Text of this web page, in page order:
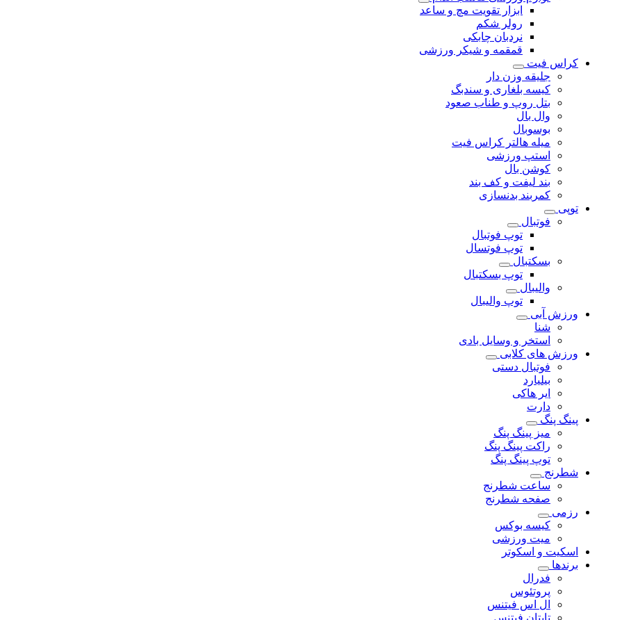
ابزار تقویت مچ و ساعد
رولر شکم
نردبان چابکی
قمقمه و شیکر ورزشی
کراس فیت
جلیقه وزن دار
کیسه بلغاری و سندبگ
بتل روپ و طناب صعود
وال بال
بوسوبال
میله هالتر کراس فیت
استپ ورزشی
کوشن بال
بند لیفت و کف بند
کمربند بدنسازی
توپی
فوتبال
توپ فوتبال
توپ فوتسال
بسکتبال
توپ بسکتبال
والیبال
توپ والیبال
ورزش آبی
شنا
استخر و وسایل بادی
ورزش های کلابی
فوتبال دستی
بیلیارد
ایر هاکی
دارت
پینگ پنگ
میز پینگ پنگ
راکت پینگ پنگ
توپ پینگ پنگ
شطرنج
ساعت شطرنج
صفحه شطرنج
رزمی
کیسه بوکس
میت ورزشی
اسکیت و اسکوتر
برندها
فدرال
پروتئوس
ال اس فیتنس